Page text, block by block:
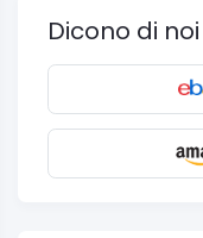
Dicono di noi